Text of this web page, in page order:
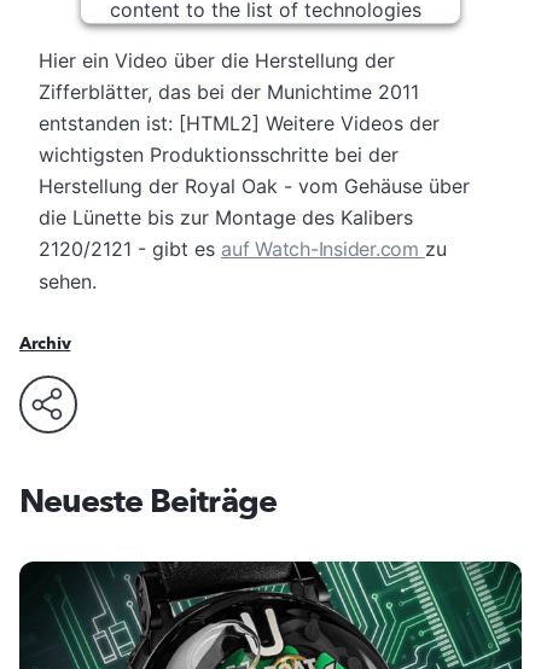
content to the list of technologies
Powered by Usercentrics Consent
Management Platform
Hier ein Video über die Herstellung der
Zifferblätter, das bei der Munichtime 2011
entstanden ist: [HTML2] Weitere Videos der
wichtigsten Produktionsschritte bei der
Herstellung der Royal Oak - vom Gehäuse über
die Lünette bis zur Montage des Kalibers
2120/2121 - gibt es auf Watch-Insider.com zu
sehen.
Archiv
Neueste Beiträge